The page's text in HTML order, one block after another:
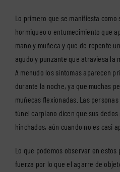
Lo primero que se manifiesta
hormigueo o entumecimiento que
mano y muñeca y que de repente
agudo y punzante que atraviesa la
A menudo los síntomas aparecen
durante la noche, ya que muchas
muñecas flexionadas. Las
túnel carpiano dicen que sus
hinchados, aún cuando no es casi
Lo que podemos observar en
fuerza por lo que el agarre de